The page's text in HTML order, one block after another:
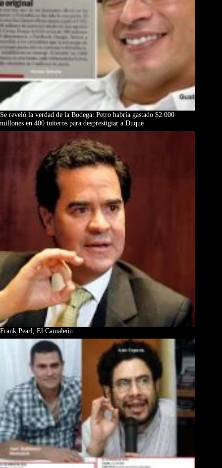
Se reveló la verdad de la Bodega: Petro habría gastado $2.000
millones en 400 tuiteros para desprestigiar a Duque
Frank Pearl, El Camaleón